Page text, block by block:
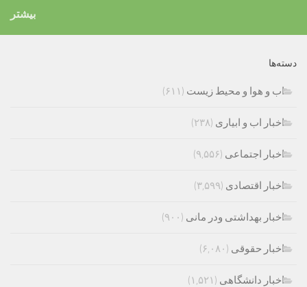
بیشتر
دسته‌ها
اب و هوا و محیط زیست (۶۱۱)
اخبار اب و ابیاری (۲۳۸)
اخبار اجتماعی (۹,۵۵۶)
اخبار اقتصادی (۳,۵۹۹)
اخبار بهداشتی ودر مانی (۹۰۰)
اخبار حقوقی (۶,۰۸۰)
اخبار دانشگاهی (۱,۵۲۱)